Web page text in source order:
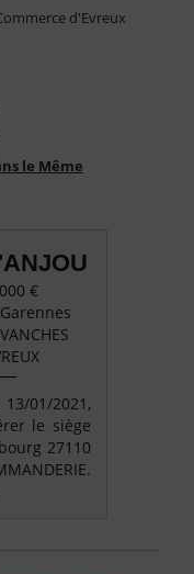
d'Evreux
le Même
€
01/2021,
le siège
27110